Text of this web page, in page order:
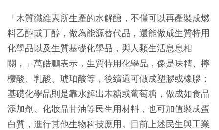
「木質纖維素所生產的水解醣，不僅可以再產製成燃
料乙醇或丁醇，做為能源替代品，還能做成生質特用
化學品以及生質基礎化學品，與人類生活息息相
關，」萬皓鵬表示，生質特用化學品，像是味精、檸
檬酸、乳酸、琥珀酸等，後續還可做成塑膠或橡膠；
基礎化學品則是靠水解出木糖或葡萄糖，做成如食品
添加劑、化妝品甘油等民生用材料，也可加值製成蛋
白質，進行其他生物科技應用。目前上述民生與工業